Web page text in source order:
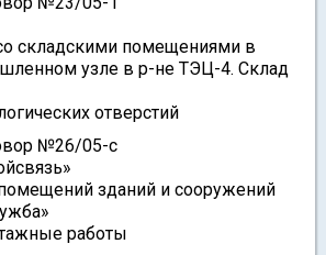
складскими помещениями в
узле в р-не ТЭЦ-4. Склад
отверстий
№26/05-с
зданий и сооружений
работы